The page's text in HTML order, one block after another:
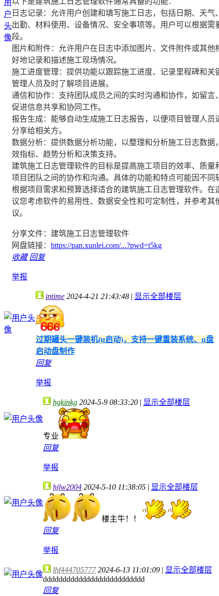
日志记录：允许用户创建和填写施工日志，包括日期、天气
出勤、材料使用、设备情况、安全事项等。用户可以根据需
段。
图片和附件：允许用户在日志中添加图片、文件附件或其他
好地记录和描述施工现场情况。
施工进度管理：提供功能以跟踪施工进度、记录里程碑和关
管理人员及时了解项目进展。
通信和协作：支持团队成员之间的实时沟通和协作，如留言
促进信息共享和协同工作。
报告生成：能够自动生成施工日志报告，以便项目管理人员
分享给相关方。
数据分析：提供数据分析功能，以整理和分析施工日志数据
效指标、趋势分析和决策支持。
建筑施工日志管理软件的目标是提高施工项目的效率、质量
项目团队之间的协作和沟通。具体的功能和特点可能因不同
根据项目需求和预算选择适合的建筑施工日志管理软件。在
议您考虑软件的易用性、数据安全性和可定制性，并参考其
议。
分享文件：建筑施工日志管理软件
网盘链接： https://pan.xunlei.com/...?pwd=t5kg
收藏 回复
举报
intime 2024-4-21 21:43:48 | 显示全部楼层
过期罐头一键装机(u启动)，支持一键重装系统、u盘
启动盘制作
回复
举报
hgkinkg 2024-5-9 08:33:20 | 显示全部楼层
专业
回复
举报
hjlw2004 2024-5-10 11:38:05 | 显示全部楼层
楼主牛！！
回复
举报
lhf4447057772024-6-13 11:01:09 | 显示全部楼层
dddddddddddddddddddddddddd
回复